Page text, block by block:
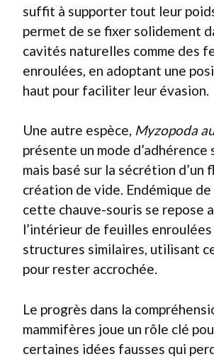
suffit à supporter tout leur
permet de se fixer solidement
cavités naturelles comme des
enroulées, en adoptant une
haut pour faciliter leur évasion.
Une autre espèce, Myzopoda
présente un mode d’adhérence
mais basé sur la sécrétion d’un
création de vide. Endémique
cette chauve-souris se repose
l’intérieur de feuilles enroulées
structures similaires, utilisant
pour rester accrochée.
Le progrès dans la
mammifères joue un rôle clé
certaines idées fausses qui